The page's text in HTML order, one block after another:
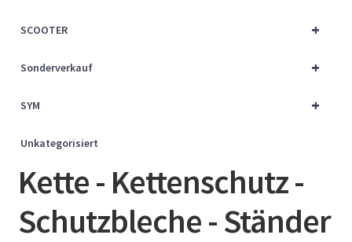
+
SCOOTER
+
Sonderverkauf
+
SYM
Unkategorisiert
Kette - Kettenschutz -
Schutzbleche - Ständer